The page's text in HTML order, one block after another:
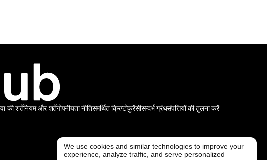
की शर्तेंनियम और शर्तेंगोपनीयता नीतिसमर्थित क्रिप्टोकुरेंसीसन्दर्भ ग्रंथसंपत्तियों की तुलना करें
We use cookies and similar technologies to improve your
experience, analyze traffic, and serve personalized